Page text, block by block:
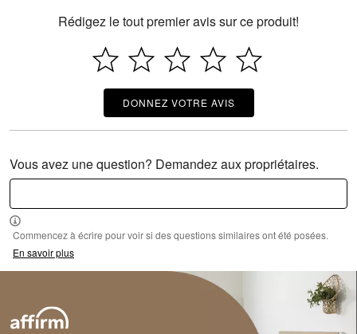
Rédigez le tout premier avis sur ce produit!
DONNEZ VOTRE AVIS
Vous avez une question? Demandez aux propriétaires.
Commencez à écrire pour voir si des questions similaires ont été posées.
En savoir plus